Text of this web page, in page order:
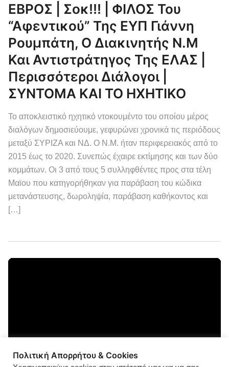
ΕΒΡΟΣ | Σοκ!!! | ΦΙΛΟΣ Του
“αφεντικού” Της ΕΥΠ Γιάννη
Ρουμπάτη, Ο Διακινητής Ν.Μ
Και Αντιστράτηγος Της ΕΛΑΣ |
Περισσότεροι Διάλογοι |
ΣΥΝΤΟΜΑ ΚΑΙ ΤΟ ΗΧΗΤΙΚΟ
Το αποκλειστικό ηχητικό ντοκουμέντο του οποίου μέρος
διαλόγων δημοσιεύουμε, γεφυρώνει χρονικά τις περιόδους
μεταξύ ΣΥΡΙΖΑ και ΝΔ. Ο Ν.Μ. ήταν περιφερειακός από το
2015 έως το 2020. Συνεπώς έχαιρε εκτίμησης και των δύο
κομμάτων. Οι 3 από τους 5 συλληφθέντες προς στα τέλη
Μαϊου που κατηγορήθηκαν για παράβαση του κώδικα
μετανάστευσης, δωροληψία, παράβαση καθήκοντος και
[…]
Πολιτική Απορρήτου & Cookies